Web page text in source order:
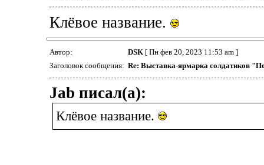
Клёвое название.
Автор: DSK[ Пн фев 20, 2023 11:53 am ]
Заголовок сообщения: Re: Выставка-ярмарка солдатиков
Jab писал(а):
Клёвое название.